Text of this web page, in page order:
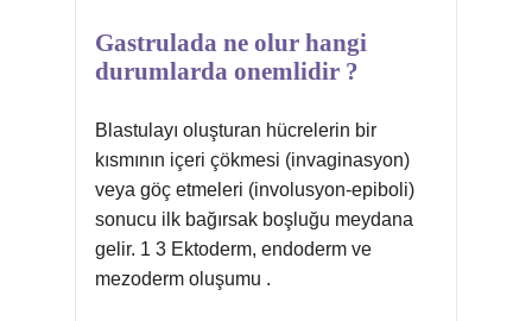
Gastrulada ne olur hangi
durumlarda onemlidir ?
Blastulayı oluşturan hücrelerin bir
kısmının içeri çökmesi (invaginasyon)
veya göç etmeleri (involusyon-epiboli)
sonucu ilk bağırsak boşluğu meydana
gelir. 1 3 Ektoderm, endoderm ve
mezoderm oluşumu .